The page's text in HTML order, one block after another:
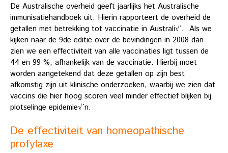
De Australische overheid geeft jaarlijks het Australische
immunisatiehandboek uit. Hierin rapporteert de overheid de
getallen met betrekking tot vaccinatie in Australi√´. Als we
kijken naar de 9de editie over de bevindingen in 2008 dan
zien we een effectiviteit van alle vaccinaties ligt tussen de
44 en 99 %, afhankelijk van de vaccinatie. Hierbij moet
worden aangetekend dat deze getallen op zijn best
afkomstig zijn uit klinische onderzoeken, waarbij we zien dat
vaccins die hier hoog scoren veel minder effectief blijken bij
plotselinge epidemie√´n.
De effectiviteit van homeopathische
profylaxe